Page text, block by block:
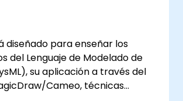
funcionan las macros y
diseñado para enseñar los
del Lenguaje de Modelado de
su aplicación a través del
Cameo, técnicas